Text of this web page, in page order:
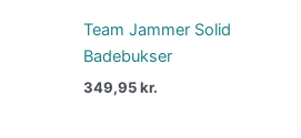
Team Jammer Solid
Badebukser
349,95kr.